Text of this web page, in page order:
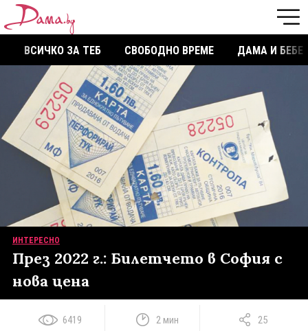
ВСИЧКО ЗА ТЕБ СВОБОДНО ВРЕМЕ ДАМА И БЕБЕ
ИНТЕРЕСНО
През 2022 г.: Билетчето в София с
нова цена
6419 2 мин 25